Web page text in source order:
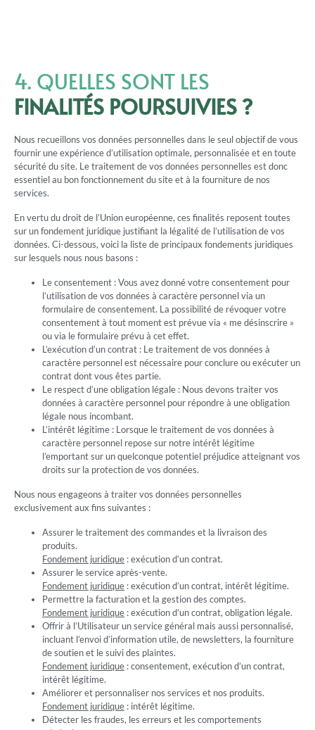
4. QUELLES SONT LES
FINALITÉS POURSUIVIES ?
Nous recueillons vos données personnelles dans le seul objectif de vous
fournir une expérience d’utilisation optimale, personnalisée et en toute
sécurité du site. Le traitement de vos données personnelles est donc
essentiel au bon fonctionnement du site et à la fourniture de nos
services.
En vertu du droit de l’Union européenne, ces finalités reposent toutes
sur un fondement juridique justifiant la légalité de l’utilisation de vos
données. Ci-dessous, voici la liste de principaux fondements juridiques
sur lesquels nous nous basons :
Le consentement : Vous avez donné votre consentement pour
l’utilisation de vos données à caractère personnel via un
formulaire de consentement. La possibilité de révoquer votre
consentement à tout moment est prévue via « me désinscrire »
ou via le formulaire prévu à cet effet.
L’exécution d’un contrat : Le traitement de vos données à
caractère personnel est nécessaire pour conclure ou exécuter un
contrat dont vous êtes partie.
Le respect d’une obligation légale : Nous devons traiter vos
données à caractère personnel pour répondre à une obligation
légale nous incombant.
L’intérêt légitime : Lorsque le traitement de vos données à
caractère personnel repose sur notre intérêt légitime
l’emportant sur un quelconque potentiel préjudice atteignant vos
droits sur la protection de vos données.
Nous nous engageons à traiter vos données personnelles
exclusivement aux fins suivantes :
Assurer le traitement des commandes et la livraison des
produits.
Fondement juridique : exécution d’un contrat.
Assurer le service après-vente.
Fondement juridique : exécution d’un contrat, intérêt légitime.
Permettre la facturation et la gestion des comptes.
Fondement juridique : exécution d’un contrat, obligation légale.
Offrir à l’Utilisateur un service général mais aussi personnalisé,
incluant l’envoi d’information utile, de newsletters, la fourniture
de soutien et le suivi des plaintes.
Fondement juridique : consentement, exécution d’un contrat,
intérêt légitime.
Améliorer et personnaliser nos services et nos produits.
Fondement juridique : intérêt légitime.
Détecter les fraudes, les erreurs et les comportements